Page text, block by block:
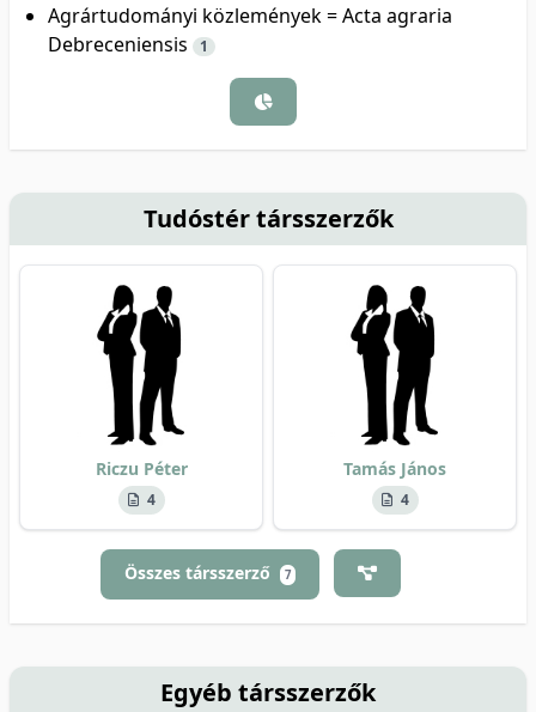
Agrártudományi közlemények = Acta agraria
Debreceniensis
1
Tudóstér társszerzők
Riczu Péter
4
Tamás János
4
Összes társszerző 7
Egyéb társszerzők